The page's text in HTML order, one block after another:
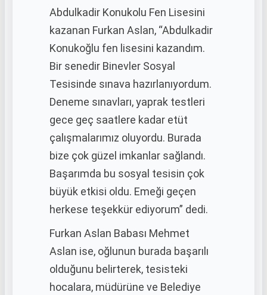
Abdulkadir Konukolu Fen Lisesini
kazanan Furkan Aslan, “Abdulkadir
Konukoğlu fen lisesini kazandım.
Bir senedir Binevler Sosyal
Tesisinde sınava hazırlanıyordum.
Deneme sınavları, yaprak testleri
gece geç saatlere kadar etüt
çalışmalarımız oluyordu. Burada
bize çok güzel imkanlar sağlandı.
Başarımda bu sosyal tesisin çok
büyük etkisi oldu. Emeği geçen
herkese teşekkür ediyorum” dedi.
Furkan Aslan Babası Mehmet
Aslan ise, oğlunun burada başarılı
olduğunu belirterek, tesisteki
hocalara, müdürüne ve Belediye